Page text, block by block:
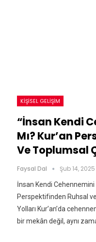
KIŞISEL GELIŞIM
“İnsan Kendi
Mı? Kur’an
Ve Toplumsal
Faysal Dal Şub 14, 2025
İnsan Kendi Cehennemini
Perspektifinden Ruhsal
Yolları Kur’an’da
bir mekân değil, aynı